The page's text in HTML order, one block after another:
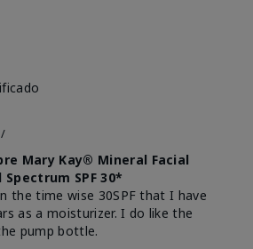
Mary Kay® Mineral Facial
SPF 30*
the time wise 30SPF that I have
as a moisturizer. I do like the
pump bottle.